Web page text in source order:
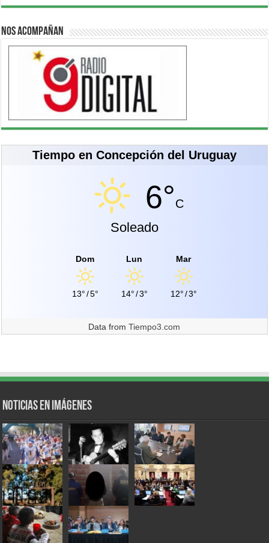
Nos acompañan
Tiempo en Concepción del Uruguay
6°C
Soleado
Dom
13°/5°
Lun
14°/3°
Mar
12°/3°
Data fromTiempo3.com
Noticias en Imágenes